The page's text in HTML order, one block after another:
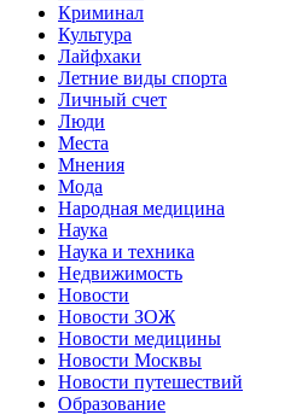
Криминал
Культура
Лайфхаки
Летние виды спорта
Личный счет
Люди
Места
Мнения
Мода
Народная медицина
Наука
Наука и техника
Недвижимость
Новости
Новости ЗОЖ
Новости медицины
Новости Москвы
Новости путешествий
Образование